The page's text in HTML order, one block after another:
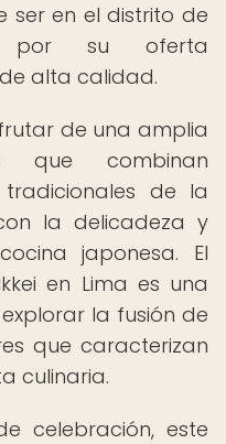
ser en el distrito de
por su oferta
alta calidad.
de una amplia
que combinan
de la
la delicadeza y
japonesa. El
en Lima es una
la fusión de
que caracterizan
culinaria.
celebración, este